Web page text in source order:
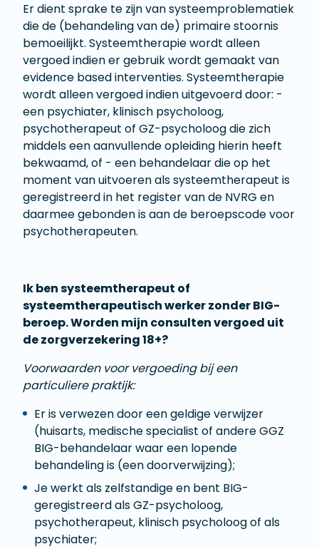
Er dient sprake te zijn van systeemproblematiek
die de (behandeling van de) primaire stoornis
bemoeilijkt. Systeemtherapie wordt alleen
vergoed indien er gebruik wordt gemaakt van
evidence based interventies. Systeemtherapie
wordt alleen vergoed indien uitgevoerd door: -
een psychiater, klinisch psycholoog,
psychotherapeut of GZ-psycholoog die zich
middels een aanvullende opleiding hierin heeft
bekwaamd, of - een behandelaar die op het
moment van uitvoeren als systeemtherapeut is
geregistreerd in het register van de NVRG en
daarmee gebonden is aan de beroepscode voor
psychotherapeuten.
Ik ben systeemtherapeut of
systeemtherapeutisch werker zonder BIG-
beroep. Worden mijn consulten vergoed uit
de zorgverzekering 18+?
Voorwaarden voor vergoeding bij een
particuliere praktijk:
Er is verwezen door een geldige verwijzer
(huisarts, medische specialist of andere GGZ
BIG-behandelaar waar een lopende
behandeling is (een doorverwijzing);
Je werkt als zelfstandige en bent BIG-
geregistreerd als GZ-psycholoog,
psychotherapeut, klinisch psycholoog of als
psychiater;